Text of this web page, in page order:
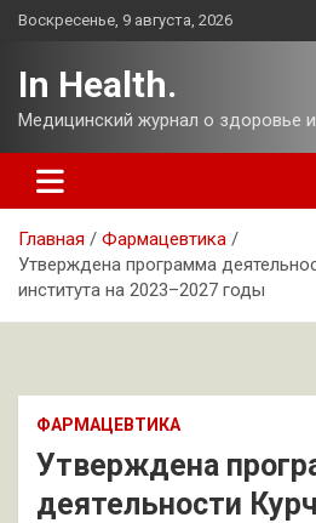
Перейти
Воскресенье, 9 августа, 2026
In Health.
Медицинский журнал о здоровье и
Главная
Фармацевтика
Утверждена программа
института на 2023–2027 годы
ФАРМАЦЕВТИКА
Утверждена
деятельности